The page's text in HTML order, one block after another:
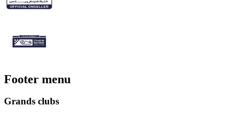
Footer menu
Grands clubs